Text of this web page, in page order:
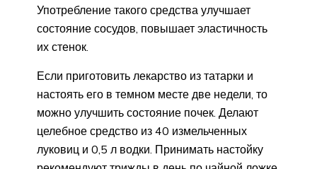
Употребление такого средства улучшает
состояние сосудов, повышает эластичность
их стенок.
Если приготовить лекарство из татарки и
настоять его в темном месте две недели, то
можно улучшить состояние почек. Делают
целебное средство из 40 измельченных
луковиц и 0,5 л водки. Принимать настойку